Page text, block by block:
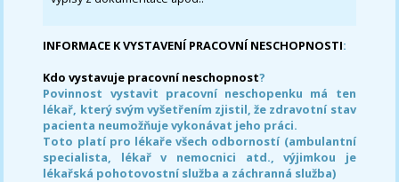
INFORMACE K VYSTAVENÍ PRACOVNÍ NESCHOPNOSTI:
Kdo vystavuje pracovní neschopnost?
Povinnost vystavit pracovní neschopenku má ten
lékař, který svým vyšetřením zjistil, že zdravotní stav
pacienta neumožňuje vykonávat jeho práci.
Toto platí pro lékaře všech odborností (ambulantní
specialista, lékař v nemocnici atd., výjimkou je
lékařská pohotovostní služba a záchranná služba)